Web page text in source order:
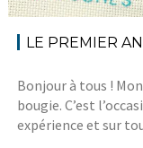
LE PREMIER
Bonjour à tous !
bougie. C’est
expérience et sur